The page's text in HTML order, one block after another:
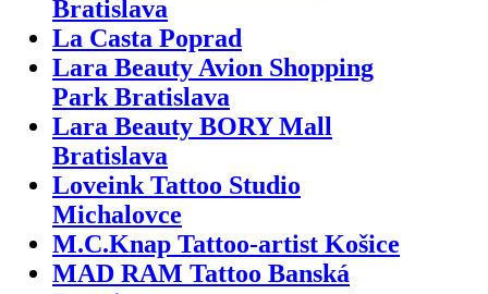
Bratislava
La Casta Poprad
Lara Beauty Avion Shopping
Park Bratislava
Lara Beauty BORY Mall
Bratislava
Loveink Tattoo Studio
Michalovce
M.C.Knap Tattoo-artist Košice
MAD RAM Tattoo Banská